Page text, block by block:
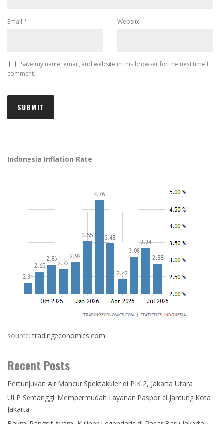
Email * Website
Save my name, email, and website in this browser for the next time I
comment.
Indonesia Inflation Rate
source:tradingeconomics.com
Recent Posts
Pertunjukan Air Mancur Spektakuler di PIK 2, Jakarta Utara
ULP Semanggi: Mempermudah Layanan Paspor di Jantung Kota
Jakarta